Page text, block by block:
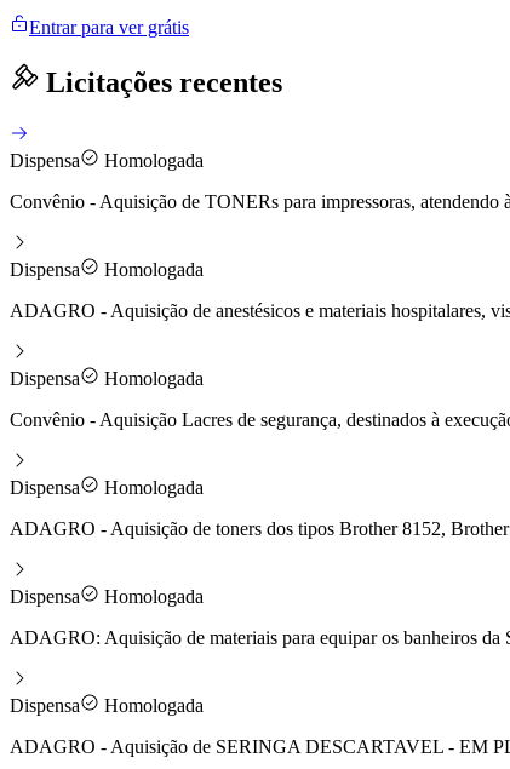
Entrar para ver grátis
Licitações recentes
Dispensa
Homologada
Convênio - Aquisição de TONERs para impressoras,
Dispensa
Homologada
ADAGRO - Aquisição de anestésicos e materiais hospitalares,
Dispensa
Homologada
Convênio - Aquisição Lacres de segurança, destinados à
Dispensa
Homologada
ADAGRO - Aquisição de toners dos tipos Brother 8152,
Dispensa
Homologada
ADAGRO: Aquisição de materiais para equipar os banheiros da
Dispensa
Homologada
ADAGRO - Aquisição de SERINGA DESCARTAVEL - EM